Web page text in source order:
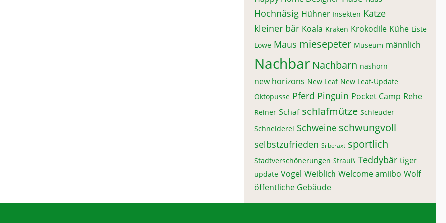
Hochnäsig Hühner Insekten Katze
kleiner bär Koala Kraken Krokodile Kühe Liste
Löwe Maus miesepeter Museum männlich
Nachbar Nachbarn nashorn
new horizons New Leaf New Leaf-Update
Oktopusse Pferd Pinguin Pocket Camp Rehe
Reiner Schaf schlafmütze Schleuder
Schneiderei Schweine schwungvoll
selbstzufrieden Silberaxt sportlich
Stadtverschönerungen Strauß Teddybär tiger
update Vogel Weiblich Welcome amiibo Wolf
öffentliche Gebäude